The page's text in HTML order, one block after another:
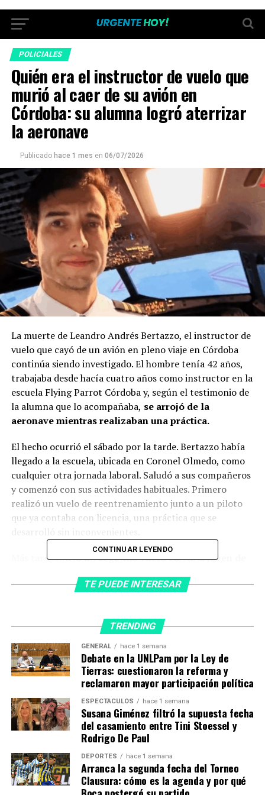
POLICIALES
Quién era el instructor de vuelo que
murió al caer de su avión en
Córdoba: su alumna logró aterrizar
la aeronave
Publicado hace 1 mes en 06/07/2026
La muerte de Leandro Andrés Bertazzo, el instructor de
vuelo que cayó de un avión en pleno viaje en Córdoba
continúa siendo investigado. El hombre tenía 42 años,
trabajaba desde hacía cuatro años como instructor en la
escuela Flying Parrot Córdoba y, según el testimonio de
la alumna que lo acompañaba, se arrojó de la
aeronave mientras realizaban una práctica.
El hecho ocurrió el sábado por la tarde. Bertazzo había
llegado a la escuela, ubicada en Coronel Olmedo, como
cualquier otra jornada laboral. Saludó a sus compañeros
y comenzó con sus actividades habituales. Primero
realizó un vuelo de reentrenamiento junto a un piloto
que ya contaba con licencia, una práctica que se
Más tardeinició un segundo vuelo con una joven de
privado,aunque tenía pocas horas de experiencia. Por
seguridad.
Mientras sobrevolaban la zona rural de Toledo, en el
departamento Río Segundo, ocurrió lo inesperado.
Según reconstruyó Eduardo Álvarez, director de Flying
Parrot Córdoba, a partir del relato de la
alumna,Bertazzo le pidió que mantuviera el vuelo
tal como estaba previsto.
Leandro Bertazzo tenía 42 años y trabajaba como
instructor de vuelo en Córdoba. (Foto: Clarin).
CONTINUAR LEYENDO
TE PUEDE INTERESAR
TRENDING
GENERAL hace 1 semana
Debate en la UNLPam por la Ley de
Tierras: cuestionaron la reforma y
reclamaron mayor participación política
ESPECTÁCULOS hace 1 semana
Susana Giménez filtró la supuesta fecha
del casamiento entre Tini Stoessel y
Rodrigo De Paul
DEPORTES hace 1 semana
Arranca la segunda fecha del Torneo
Clausura: cómo es la agenda y por qué